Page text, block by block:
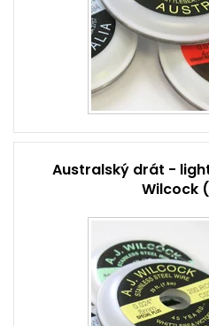
Australský drát -
Wilcock